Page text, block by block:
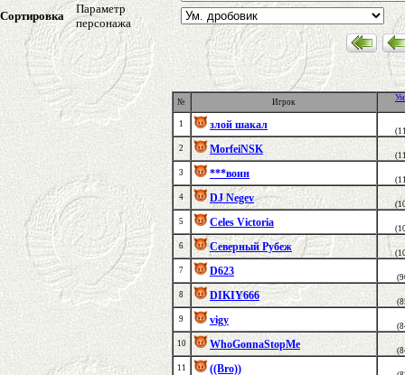
Сортировка
Параметр
персонажа
№ Игрок
1 злой шакал
2
MorfeiNSK
3
***воин
4
DJ Negev
5
Celes Victoria
6
Северный Рубеж
7
D623
8
DIKIY666
9
vigy
10
WhoGonnaStopMe
11
((Bro))